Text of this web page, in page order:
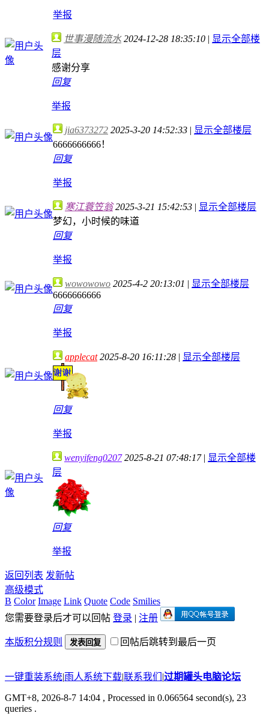
举报
世事漫随流水2024-12-28 18:35:10 | 显示全部楼
层
感谢分享
回复
举报
jia6373272 2025-3-20 14:52:33 | 显示全部楼层
6666666666！
回复
举报
寒江蓑笠翁2025-3-21 15:42:53 | 显示全部楼层
梦幻，小时候的味道
回复
举报
wowowowo 2025-4-2 20:13:01 | 显示全部楼层
6666666666
回复
举报
applecat2025-8-20 16:11:28 | 显示全部楼层
回复
举报
wenyifeng02072025-8-21 07:48:17 | 显示全部楼
层
回复
举报
返回列表 发新帖
高级模式
B Color Image Link Quote Code Smilies
您需要登录后才可以回帖 登录 | 注册
本版积分规则 发表回复 回帖后跳转到最后一页
一键重装系统|雨人系统下载|联系我们 |过期罐头电脑论坛
GMT+8, 2026-8-7 14:04 , Processed in 0.066564 second(s), 23
queries .